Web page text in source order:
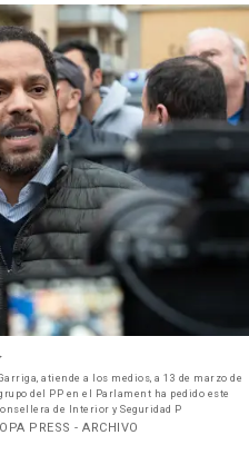
atiende a los medios, a 13 de marzo de
del PP en el Parlament ha pedido este
de Interior y Seguridad P
PRESS - ARCHIVO